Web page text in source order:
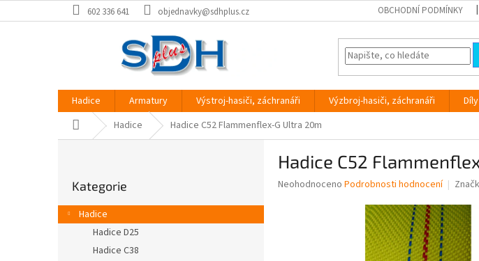
na
602 336 641 objednavky@sdhplus.cz OBCHODNÍ PODMÍNKY
Hadice Armatury Výstroj-hasiči, záchranáři Výzbroj-hasiči, záchranáři
Domů Hadice Hadice C52 Flammenflex-G Ultra 20m
r
a
kategorie
Kategorie
Hadice
Hadice D25
Hadice C38
Hadice C52
Průměrné
Neohodnoceno Podrobnosti hodnocení